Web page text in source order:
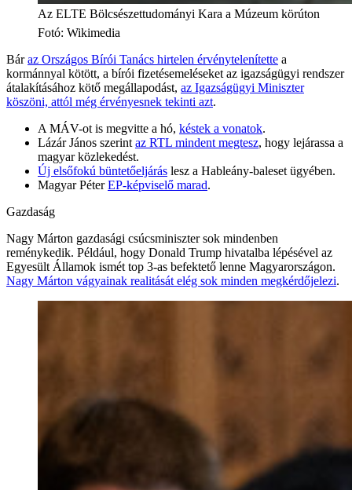
Az ELTE Bölcsészettudományi Kara a Múzeum körúton
Fotó: Wikimedia
Báraz Országos Bírói Tanács hirtelen érvénytelenítette a
kormánnyal kötött, a bírói fizetésemeléseket az igazságügyi rendszer
átalakításához kötő megállapodást, az Igazságügyi Miniszter
köszöni, attól még érvényesnek tekinti azt.
A MÁV-ot is megvitte a hó, késtek a vonatok.
Lázár János szerint az RTL mindent megtesz, hogy lejárassa a
magyar közlekedést.
Új elsőfokú büntetőeljárás lesz a Hableány-baleset ügyében.
Magyar PéterEP-képviselő marad.
Gazdaság
Nagy Márton gazdasági csúcsminiszter sok mindenben
reménykedik. Például, hogy Donald Trump hivatalba lépésével az
Egyesült Államok ismét top 3-as befektető lenne Magyarországon.
Nagy Márton vágyainak realitását elég sok minden megkérdőjelezi.